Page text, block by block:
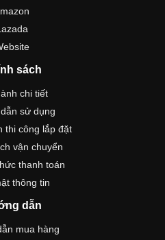
sách
chi tiết
sử dụng
thi công lắp đặt
vận chuyển
thanh toán
thông tin
dẫn
mua hàng